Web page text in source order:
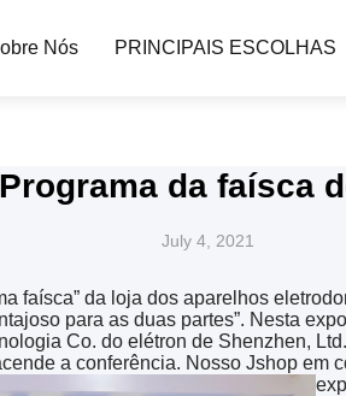
Nós PRINCIPAIS ESCOLHAS
Programa da faísca
July 4, 2021
faísca” da loja dos aparelhos
para as duas partes”. Nesta
Co. do elétron de Shenzhen,
a conferência. Nosso Jshop em